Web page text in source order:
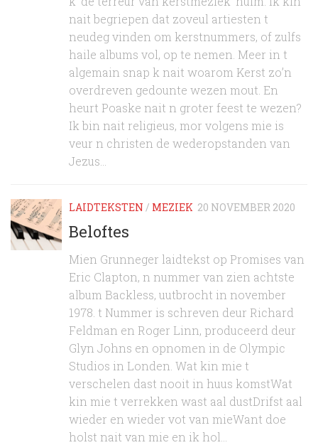
nait begriepen dat zoveul artiesten t
neudeg vinden om kerstnummers, of zulfs
haile albums vol, op te nemen. Meer in t
algemain snap k nait woarom Kerst zo’n
overdreven gedounte wezen mout. En
heurt Poaske nait n groter feest te wezen?
Ik bin nait religieus, mor volgens mie is
veur n christen de wederopstanden van
Jezus...
LAIDTEKSTEN / MEZIEK 20 NOVEMBER 2020
Beloftes
Mien Grunneger laidtekst op Promises van
Eric Clapton, n nummer van zien achtste
album Backless, uutbrocht in november
1978. t Nummer is schreven deur Richard
Feldman en Roger Linn, produceerd deur
Glyn Johns en opnomen in de Olympic
Studios in Londen. Wat kin mie t
verschelen dast nooit in huus komstWat
kin mie t verrekken wast aal dustDrifst aal
wieder en wieder vot van mieWant doe
holst nait van mie en ik hol...